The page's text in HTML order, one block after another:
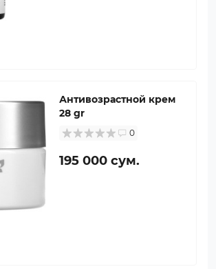
Антивозрастной крем
28 gr
0
195 000 сум.